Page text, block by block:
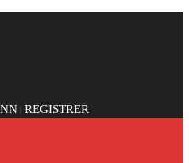
| REGISTRER